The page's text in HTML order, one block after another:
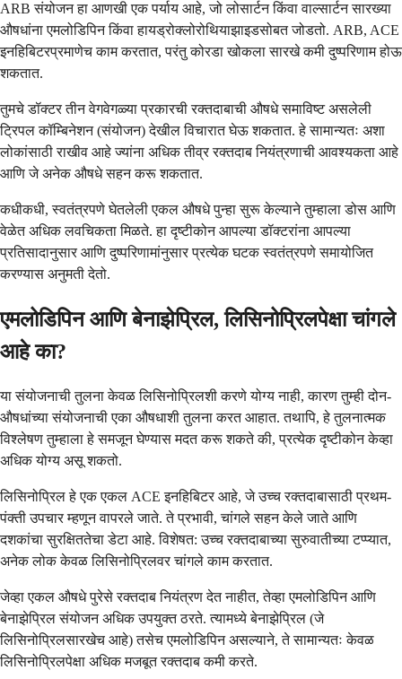
ARB संयोजन हा आणखी एक पर्याय आहे, जो लोसार्टन किंवा वाल्सार्टन सारख्या
औषधांना एमलोडिपिन किंवा हायड्रोक्लोरोथियाझाइडसोबत जोडतो. ARB, ACE
इनहिबिटरप्रमाणेच काम करतात, परंतु कोरडा खोकला सारखे कमी दुष्परिणाम होऊ
शकतात.
तुमचे डॉक्टर तीन वेगवेगळ्या प्रकारची रक्तदाबाची औषधे समाविष्ट असलेली
ट्रिपल कॉम्बिनेशन (संयोजन) देखील विचारात घेऊ शकतात. हे सामान्यतः अशा
लोकांसाठी राखीव आहे ज्यांना अधिक तीव्र रक्तदाब नियंत्रणाची आवश्यकता आहे
आणि जे अनेक औषधे सहन करू शकतात.
कधीकधी, स्वतंत्रपणे घेतलेली एकल औषधे पुन्हा सुरू केल्याने तुम्हाला डोस आणि
वेळेत अधिक लवचिकता मिळते. हा दृष्टीकोन आपल्या डॉक्टरांना आपल्या
प्रतिसादानुसार आणि दुष्परिणामांनुसार प्रत्येक घटक स्वतंत्रपणे समायोजित
करण्यास अनुमती देतो.
एमलोडिपिन आणि बेनाझेप्रिल, लिसिनोप्रिलपेक्षा चांगले
आहे का?
या संयोजनाची तुलना केवळ लिसिनोप्रिलशी करणे योग्य नाही, कारण तुम्ही दोन-
औषधांच्या संयोजनाची एका औषधाशी तुलना करत आहात. तथापि, हे तुलनात्मक
विश्लेषण तुम्हाला हे समजून घेण्यास मदत करू शकते की, प्रत्येक दृष्टीकोन केव्हा
अधिक योग्य असू शकतो.
लिसिनोप्रिल हे एक एकल ACE इनहिबिटर आहे, जे उच्च रक्तदाबासाठी प्रथम-
पंक्ती उपचार म्हणून वापरले जाते. ते प्रभावी, चांगले सहन केले जाते आणि
दशकांचा सुरक्षिततेचा डेटा आहे. विशेषत: उच्च रक्तदाबाच्या सुरुवातीच्या टप्प्यात,
अनेक लोक केवळ लिसिनोप्रिलवर चांगले काम करतात.
जेव्हा एकल औषधे पुरेसे रक्तदाब नियंत्रण देत नाहीत, तेव्हा एमलोडिपिन आणि
बेनाझेप्रिल संयोजन अधिक उपयुक्त ठरते. त्यामध्ये बेनाझेप्रिल (जे
लिसिनोप्रिलसारखेच आहे) तसेच एमलोडिपिन असल्याने, ते सामान्यतः केवळ
लिसिनोप्रिलपेक्षा अधिक मजबूत रक्तदाब कमी करते.